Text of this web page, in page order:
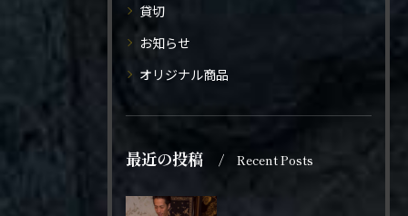
貸切
お知らせ
オリジナル商品
最近の投稿 Recent Posts